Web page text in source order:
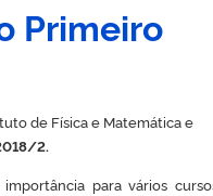
Primeiro
de Física e Matemática e
2.
para vários